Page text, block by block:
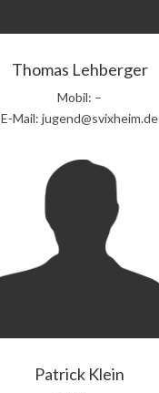
Thomas Lehberger
Mobil: –
E-Mail: jugend@svixheim.de
Patrick Klein